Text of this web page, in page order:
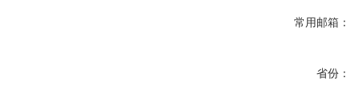
常用邮箱：
省份：